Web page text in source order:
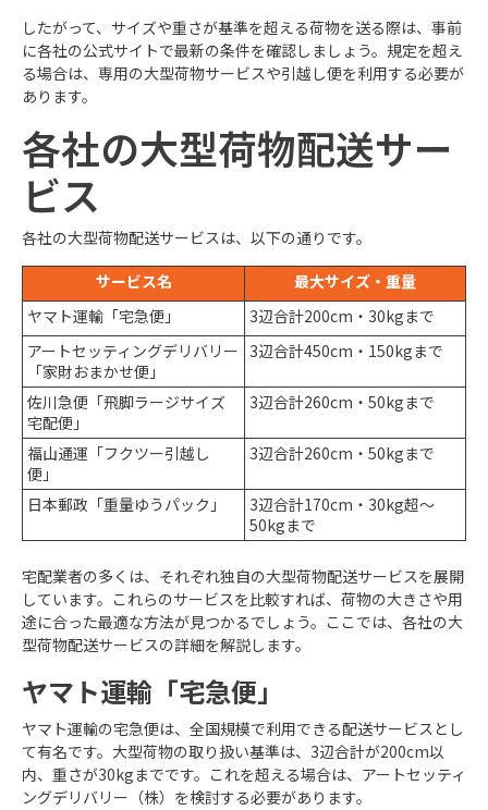
したがって、サイズや重さが基準を超える荷物を送る際は、事前
に各社の公式サイトで最新の条件を確認しましょう。規定を超え
る場合は、専用の大型荷物サービスや引越し便を利用する必要が
あります。
各社の大型荷物配送サー
ビス
各社の大型荷物配送サービスは、以下の通りです。
サービス名
最大サイズ・重量
ヤマト運輸「宅急便」
3辺合計200cm・30kgまで
アートセッティングデリバリー
「家財おまかせ便」
3辺合計450cm・150kgまで
佐川急便「飛脚ラージサイズ
宅配便」
3辺合計260cm・50kgまで
福山通運「フクツー引越し
便」
3辺合計260cm・50kgまで
日本郵政「重量ゆうパック」
3辺合計170cm・30kg超～
50kgまで
宅配業者の多くは、それぞれ独自の大型荷物配送サービスを展開
しています。これらのサービスを比較すれば、荷物の大きさや用
途に合った最適な方法が見つかるでしょう。ここでは、各社の大
型荷物配送サービスの詳細を解説します。
ヤマト運輸「宅急便」
ヤマト運輸の宅急便は、全国規模で利用できる配送サービスとし
て有名です。大型荷物の取り扱い基準は、3辺合計が200cm以
内、重さが30kgまでです。これを超える場合は、アートセッティ
ングデリバリー（株）を検討する必要があります。